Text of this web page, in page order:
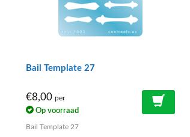
Bail Template 27
€8,00 per
Op voorraad
Bail Template 27